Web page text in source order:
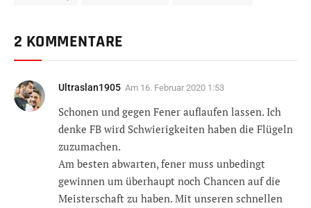
2 KOMMENTARE
Ultraslan1905 Am 16. Februar 2020 1:53
Schonen und gegen Fener auflaufen lassen. Ich
denke FB wird Schwierigkeiten haben die Flügeln
zuzumachen.
Am besten abwarten, fener muss unbedingt
gewinnen um überhaupt noch Chancen auf die
Meisterschaft zu haben. Mit unseren schnellen